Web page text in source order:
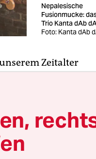
Nepalesische
Fusionmucke:
Trio Kanta dAb
Foto: Kanta dAb
Zeitalter
Energie, da die
sich am Freitag
erleben.
sorgt für das